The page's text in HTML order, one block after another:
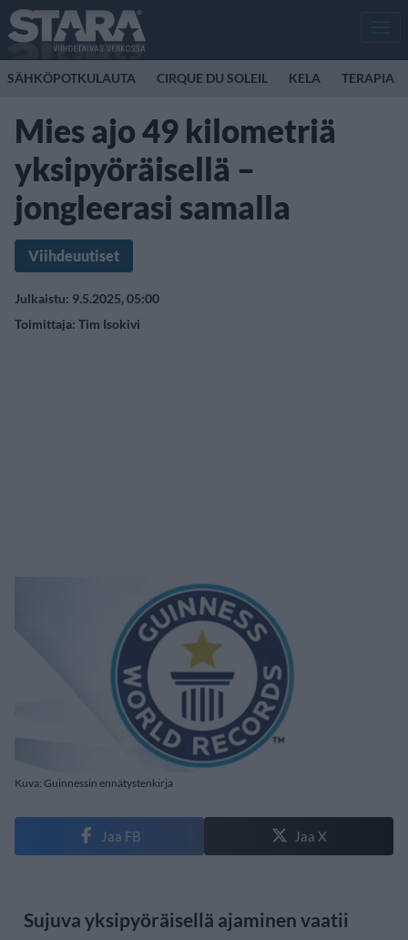
SÄHKÖPOTKULAUTA CIRQUE DU SOLEIL KELA TERAPIA
Mies ajo 49 kilometriä
yksipyöräisellä –
jongleerasi samalla
Viihdeuutiset
Julkaistu: 9.5.2025, 05:00
Toimittaja: Tim Isokivi
Kuva: Guinnessin ennätystenkirja
Jaa FB Jaa X
Sujuva yksipyöräisellä ajaminen vaatii